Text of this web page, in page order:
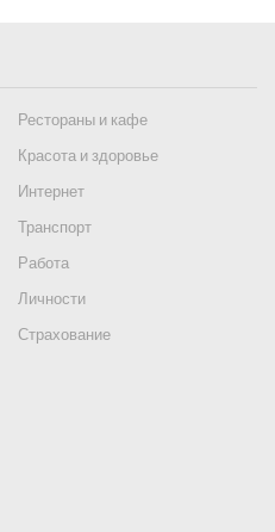
Рестораны и кафе
Красота и здоровье
Интернет
Транспорт
Работа
Личности
Страхование